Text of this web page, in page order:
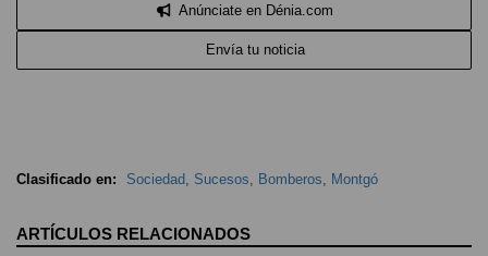
Anúnciate en Dénia.com
Envía tu noticia
Clasificado en: Sociedad Sucesos Bomberos Montgó
ARTÍCULOS RELACIONADOS